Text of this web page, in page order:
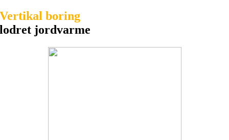
Vertikal boring
lodret jordvarme